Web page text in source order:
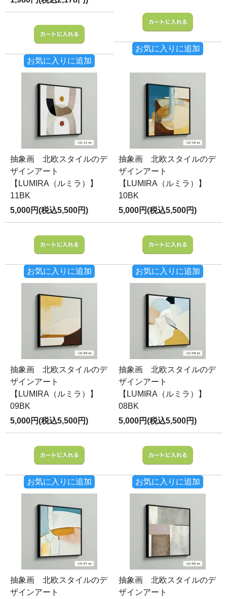
お気に入りに追加
お気に入りに追加
抽象画 北欧スタイルのデ
ザインアート
【LUMIRA（ルミラ）】
11BK
5,000円(税込5,500円)
お気に入りに追加
抽象画 北欧スタイルのデ
ザインアート
【LUMIRA（ルミラ）】
10BK
5,000円(税込5,500円)
お気に入りに追加
抽象画 北欧スタイルのデ
ザインアート
【LUMIRA（ルミラ）】
09BK
5,000円(税込5,500円)
お気に入りに追加
抽象画 北欧スタイルのデ
ザインアート
【LUMIRA（ルミラ）】
08BK
5,000円(税込5,500円)
お気に入りに追加
抽象画 北欧スタイルのデ
ザインアート
抽象画 北欧スタイルのデ
ザインアート